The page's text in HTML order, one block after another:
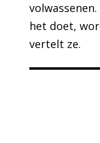
het doet,
vertelt ze.